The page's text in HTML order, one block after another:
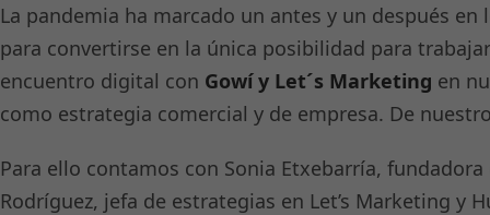
La pandemia ha marcado un antes y un después
para convertirse en la única posibilidad para
encuentro digital con Gowí y Let´s Marketing en
como estrategia comercial y de empresa. De
Para ello contamos con Sonia Etxebarría,
Rodríguez, jefa de estrategias en Let’s Marketing y